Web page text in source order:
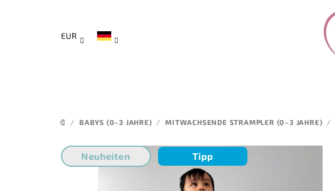
EUR
STARTSEITE
/ BABYS (0–3 JAHRE) / MITWACHSENDE STRAMPLER (0–3 JAHRE) /
Neuheiten Tipp